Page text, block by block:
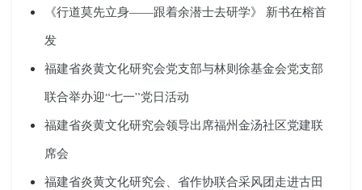
《行道莫先立身——跟着余潜士去研学》 新书在榕首
发
福建省炎黄文化研究会党支部与林则徐基金会党支部
联合举办迎“七一”党日活动
福建省炎黄文化研究会领导出席福州金汤社区党建联
席会
福建省炎黄文化研究会、省作协联合采风团走进古田